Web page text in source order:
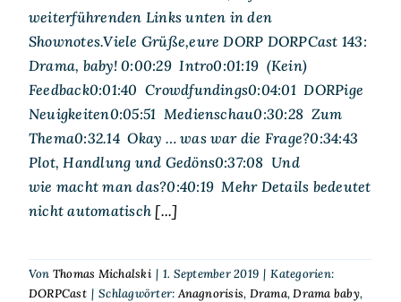
weiterführenden Links unten in den
Shownotes.Viele Grüße,eure DORP DORPCast 143:
Drama, baby! 0:00:29 Intro0:01:19 (Kein)
Feedback0:01:40 Crowdfundings0:04:01 DORPige
Neuigkeiten0:05:51 Medienschau0:30:28 Zum
Thema0:32.14 Okay … was war die Frage?0:34:43
Plot, Handlung und Gedöns0:37:08 Und
wie macht man das?0:40:19 Mehr Details bedeutet
nicht automatisch [...]
Von Thomas Michalski | 1. September 2019 | Kategorien:
DORPCast | Schlagwörter:Anagnorisis, Drama,Drama baby,